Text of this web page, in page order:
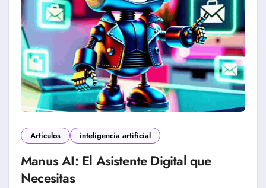
Artículos inteligencia artificial
Manus AI: El Asistente Digital que
Necesitas